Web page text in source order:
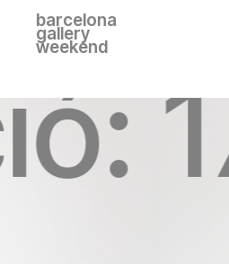
barcelona
gallery
weekend